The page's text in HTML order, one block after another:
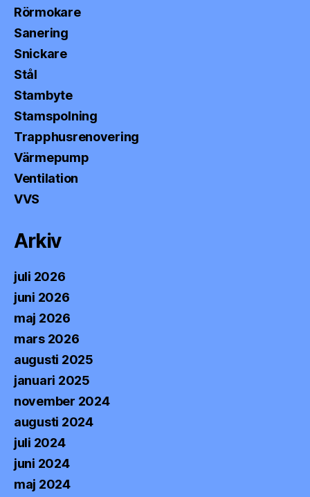
Rörmokare
Sanering
Snickare
Stål
Stambyte
Stamspolning
Trapphusrenovering
Värmepump
Ventilation
VVS
Arkiv
juli 2026
juni 2026
maj 2026
mars 2026
augusti 2025
januari 2025
november 2024
augusti 2024
juli 2024
juni 2024
maj 2024